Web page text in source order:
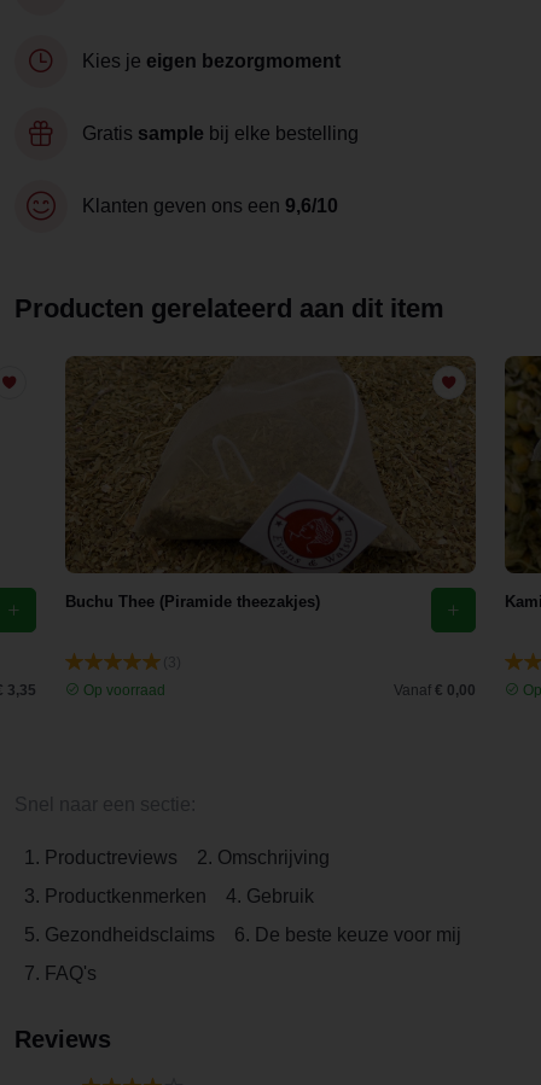
Kies je eigen bezorgmoment
Gratis sample bij elke bestelling
Klanten geven ons een 9,6/10
Producten gerelateerd aan dit item
3,35
Buchu Thee (Piramide theezakjes)
Op voorraad
Vanaf € 0,00
1. Productreviews
2. Omschrijving
3. Productkenmerken
4. Gebruik
5. Gezondheidsclaims
6. De beste keuze voor mij
7. FAQ's
Reviews